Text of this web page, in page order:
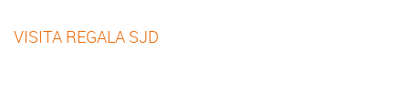
VISITA REGALA SJD